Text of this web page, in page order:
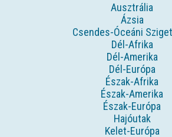
Ausztrália
Ázsia
Csendes-Óceáni
Dél-Afrika
Dél-Amerika
Dél-Európa
Észak-Afrika
Észak-Amerika
Észak-Európa
Hajóutak
Kelet-Európa